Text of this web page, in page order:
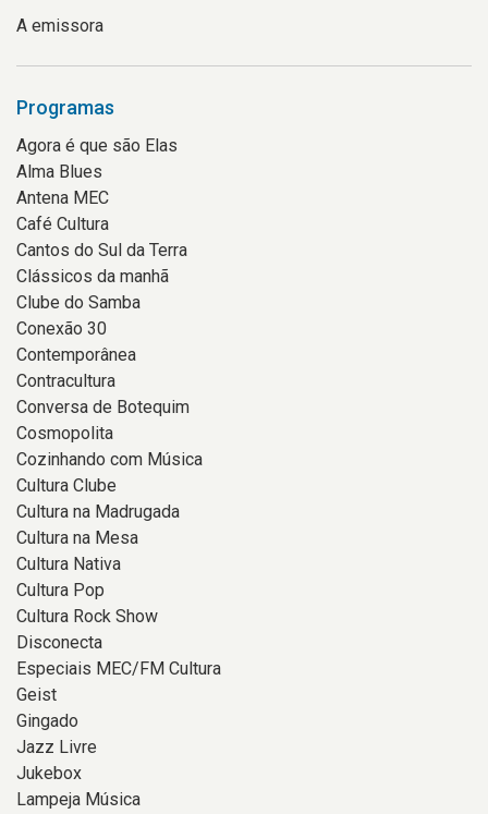
A emissora
Programas
Agora é que são Elas
Alma Blues
Antena MEC
Café Cultura
Cantos do Sul da Terra
Clássicos da manhã
Clube do Samba
Conexão 30
Contemporânea
Contracultura
Conversa de Botequim
Cosmopolita
Cozinhando com Música
Cultura Clube
Cultura na Madrugada
Cultura na Mesa
Cultura Nativa
Cultura Pop
Cultura Rock Show
Disconecta
Especiais MEC/FM Cultura
Geist
Gingado
Jazz Livre
Jukebox
Lampeja Música